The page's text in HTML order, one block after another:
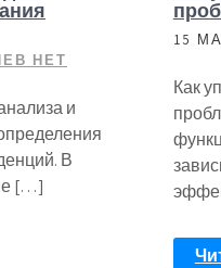
НЕТ
и
В
[…]
15
Как